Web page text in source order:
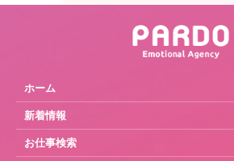
ホーム
新着情報
お仕事検索